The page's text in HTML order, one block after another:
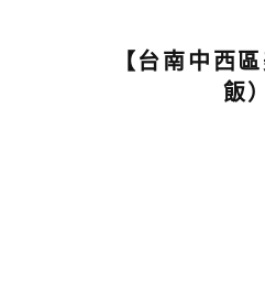
【台南中西
飯